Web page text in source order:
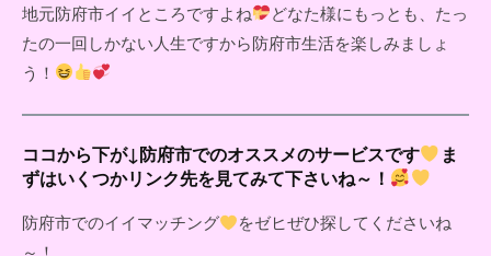
地元防府市イイところですよね
どなた様にもっとも、たっ
たの一回しかない人生ですから防府市生活を楽しみましょ
う！
ココから下が↓防府市でのオススメのサービスです
ま
ずはいくつかリンク先を見てみて下さいね～！
防府市でのイイマッチング
をゼヒぜひ探してくださいね